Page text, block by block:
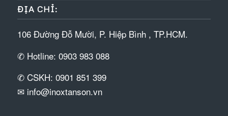
ĐỊA CHỈ:
106 Đường Đỗ Mười, P. Hiệp Bình , TP.HCM.
✆ Hotline: 0903 983 088
✆ CSKH: 0901 851 399
✉ info@inoxtanson.vn